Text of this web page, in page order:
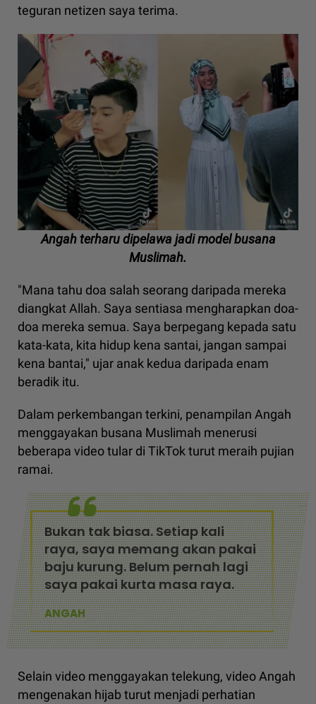
teguran netizen saya terima.
Angah terharu dipelawa jadi model busana
Muslimah.
"Mana tahu doa salah seorang daripada mereka
diangkat Allah. Saya sentiasa mengharapkan doa-
doa mereka semua. Saya berpegang kepada satu
kata-kata, kita hidup kena santai, jangan sampai
kena bantai," ujar anak kedua daripada enam
beradik itu.
Dalam perkembangan terkini, penampilan Angah
menggayakan busana Muslimah menerusi
beberapa video tular di TikTok turut meraih pujian
ramai.
Bukan tak biasa. Setiap kali
raya, saya memang akan pakai
baju kurung. Belum pernah lagi
saya pakai kurta masa raya.
ANGAH
Selain video menggayakan telekung, video Angah
mengenakan hijab turut menjadi perhatian